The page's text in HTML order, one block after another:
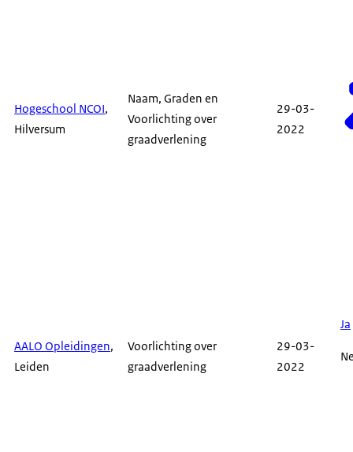
Hogeschool NCOI,
Hilversum
Naam, Graden en
Voorlichting over
graadverlening
29-03-
2022
Ja
AALO Opleidingen,
Leiden
Voorlichting over
graadverlening
29-03-
2022